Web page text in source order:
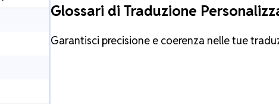
Glossari di Traduzione
Garantisci precisione e coerenza nelle tue